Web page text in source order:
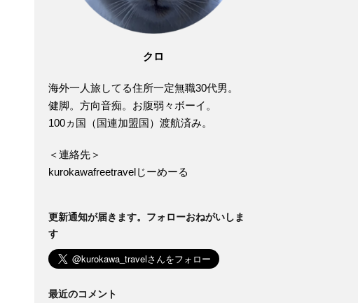
クロ
海外一人旅してる住所一定無職30代男。
健脚。方向音痴。お腹弱々ボーイ。
100ヵ国（国連加盟国）渡航済み。
＜連絡先＞
kurokawafreetravelじーめーる
更新通知が届きます。フォローおねがいしま
す
最近のコメント